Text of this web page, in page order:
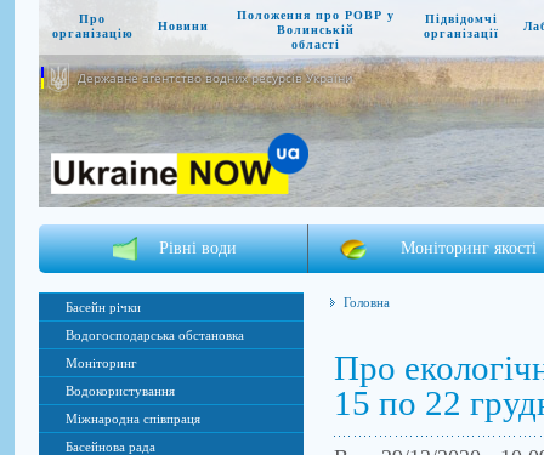
Про
організацію
Новини
Положення про РОВР у
Волинській
області
Підвідомчі
організації
Державне агентство водних ресурсів України
Рівні води Моніторинг якості
Басейн річки
Водогосподарська обстановка
Моніторинг
Водокористування
Міжнародна співпраця
Басейнова рада
Головна
Про
15 по 22